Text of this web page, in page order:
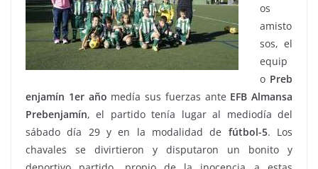
os
amisto
sos, el
equip
o Preb
enjamín 1er año medía sus fuerzas ante EFB Almansa
Prebenjamín, el partido tenía lugar al mediodía del
sábado día 29 y en la modalidad de fútbol-5. Los
chavales se divirtieron y disputaron un bonito y